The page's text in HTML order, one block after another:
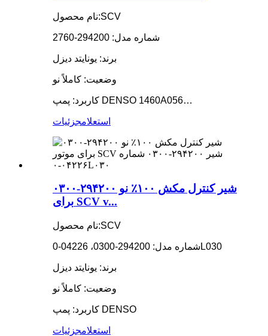
نام محصول:SCV
شماره مدل: 294200-2760
برند: یونایتد دیزل
وضعیت: کاملاً نو
کاربرد: پمپ DENSO 1460A056…
استعلامجزئیات
شیر کنترل مکش ۱۰۰٪ نو ۲۹۴۲۰۰-۰۳۰۰
برای SCV v...
نام محصول:SCV
شماره مدل: 294200-0300، 04226-0L030
برند: یونایتد دیزل
وضعیت: کاملاً نو
کاربرد: پمپ DENSO
استعلامجزئیات